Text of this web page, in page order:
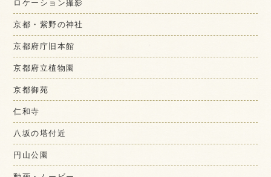
ロケーション撮影
京都・紫野の神社
京都府庁旧本館
京都府立植物園
京都御苑
仁和寺
八坂の塔付近
円山公園